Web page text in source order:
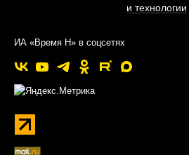
и технологии
ИА «Время Н» в соцсетях